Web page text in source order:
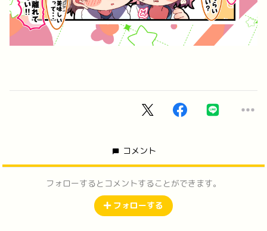
コメント
フォローするとコメントすることができます。
フォローする